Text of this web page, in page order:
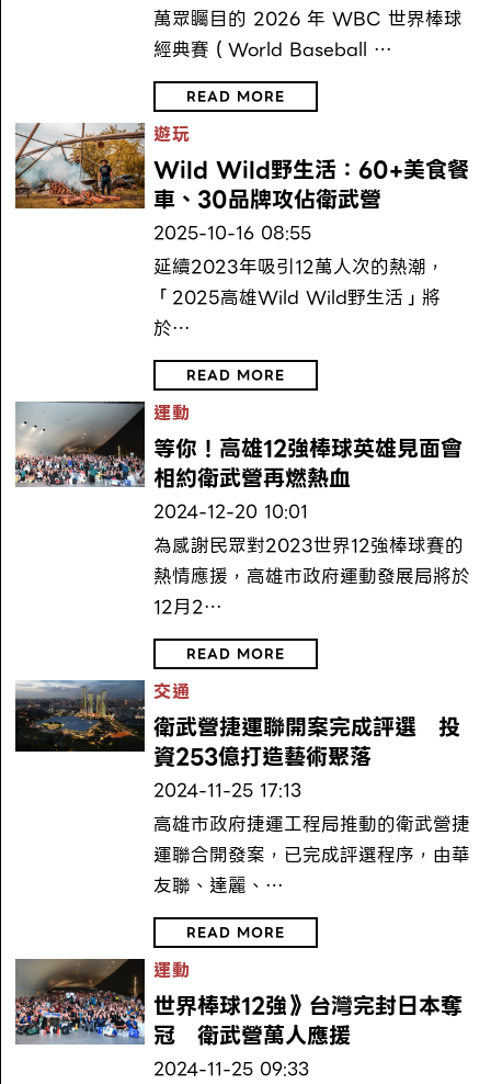
萬眾矚目的 2026 年 WBC 世界棒球
經典賽（World Baseball …
READ MORE
遊玩
Wild Wild野生活：60+美食餐
車、30品牌攻佔衛武營
2025-10-16 08:55
延續2023年吸引12萬人次的熱潮，
「2025高雄Wild Wild野生活」將
於…
READ MORE
運動
等你！高雄12強棒球英雄見面會
相約衛武營再燃熱血
2024-12-20 10:01
為感謝民眾對2023世界12強棒球賽的
熱情應援，高雄市政府運動發展局將於
12月2…
READ MORE
交通
衛武營捷運聯開案完成評選 投
資253億打造藝術聚落
2024-11-25 17:13
高雄市政府捷運工程局推動的衛武營捷
運聯合開發案，已完成評選程序，由華
友聯、達麗、…
READ MORE
運動
世界棒球12強》台灣完封日本奪
冠 衛武營萬人應援
2024-11-25 09:33